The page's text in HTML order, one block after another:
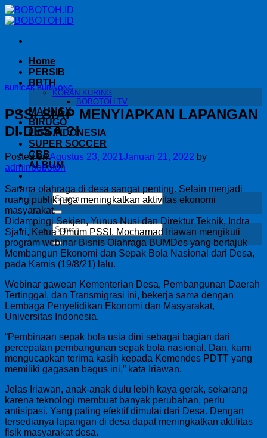
Skip
to
Home
PERSIB
BBTH
KORAN KURING
BOBOTOH TV
MAUNGX
BIRUGO
LIGA INDONESIA
SUPER SOCCER
CBB
ALBUM
-
BURICAK BURINONG
PSSI SIAP MENYIAPKAN LAPANGAN
DI DESA ?!
Posted onAgustus 23, 2021 Januari 21, 2022 by
adminbobotoh
Sarana olahraga di desa sangat penting. Selain menjadi
ruang publik juga meningkatkan aktivitas ekonomi
masyarakat.
Didampingi Sekjen, Yunus Nusi dan Direktur Teknik, Indra
Sjafri, Ketua Umum PSSI, Mochamad Iriawan mengikuti
program webinar Bisnis Olahraga BUMDes yang bertajuk
Membangun Ekonomi dan Sepak Bola Nasional dari Desa,
pada Kamis (19/8/21) lalu.
Webinar gawean Kementerian Desa, Pembangunan Daerah
Tertinggal, dan Transmigrasi ini, bekerja sama dengan
Lembaga Penyelidikan Ekonomi dan Masyarakat,
Universitas Indonesia.
“Pembinaan sepak bola usia dini sebagai bagian dari
percepatan pembangunan sepak bola nasional. Dan, kami
mengucapkan terima kasih kepada Kemendes PDTT yang
memiliki gagasan bagus ini,” kata Iriawan.
Jelas Iriawan, anak-anak dulu lebih kaya gerak, sekarang
karena teknologi membuat banyak perubahan, perlu
antisipasi. Yang paling efektif dimulai dari Desa. Dengan
tersedianya lapangan di desa dapat meningkatkan aktifitas
fisik masyarakat desa.